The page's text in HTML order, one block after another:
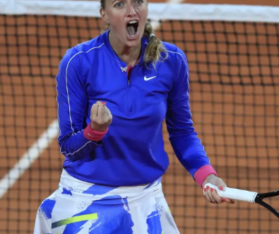
Curling
Dostihy
Florbal
Futsal
Golf
Gymnastika
Moderní pětiboj
Motorsport
Olympijské hry
Parasport
Plavání
Plážový volejbal